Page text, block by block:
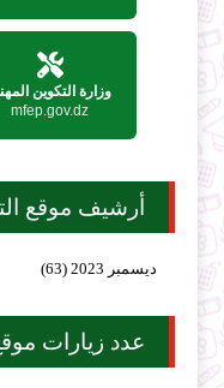
وزارة التكوين
mfep.gov.dz
أرشيف موقع
عدد زيارات